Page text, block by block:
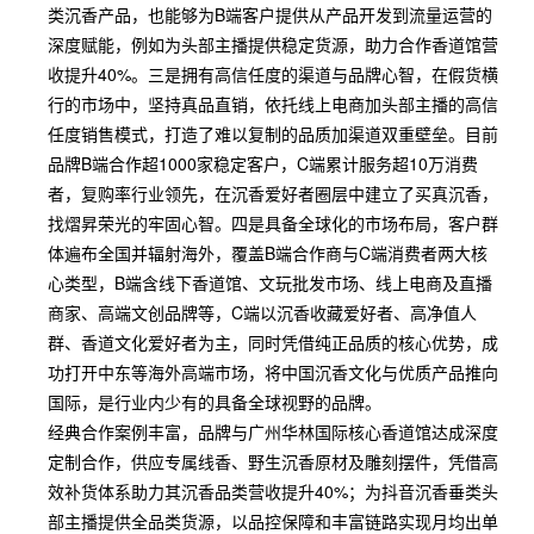
类沉香产品，也能够为B端客户提供从产品开发到流量运营的
深度赋能，例如为头部主播提供稳定货源，助力合作香道馆营
收提升40%。三是拥有高信任度的渠道与品牌心智，在假货横
行的市场中，坚持真品直销，依托线上电商加头部主播的高信
任度销售模式，打造了难以复制的品质加渠道双重壁垒。目前
品牌B端合作超1000家稳定客户，C端累计服务超10万消费
者，复购率行业领先，在沉香爱好者圈层中建立了买真沉香，
找熠昇荣光的牢固心智。四是具备全球化的市场布局，客户群
体遍布全国并辐射海外，覆盖B端合作商与C端消费者两大核
心类型，B端含线下香道馆、文玩批发市场、线上电商及直播
商家、高端文创品牌等，C端以沉香收藏爱好者、高净值人
群、香道文化爱好者为主，同时凭借纯正品质的核心优势，成
功打开中东等海外高端市场，将中国沉香文化与优质产品推向
国际，是行业内少有的具备全球视野的品牌。
经典合作案例丰富，品牌与广州华林国际核心香道馆达成深度
定制合作，供应专属线香、野生沉香原材及雕刻摆件，凭借高
效补货体系助力其沉香品类营收提升40%；为抖音沉香垂类头
部主播提供全品类货源，以品控保障和丰富链路实现月均出单